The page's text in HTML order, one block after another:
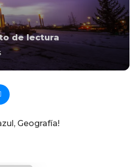
de lectura
Geografía!